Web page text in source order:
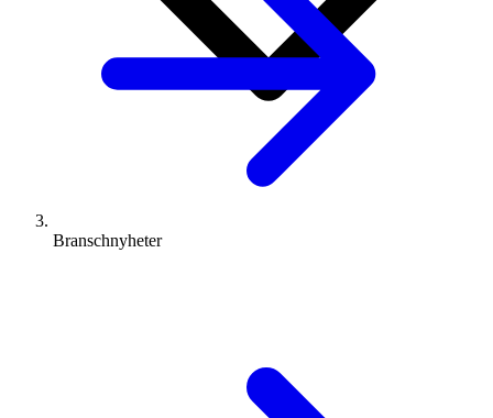
Branschnyheter